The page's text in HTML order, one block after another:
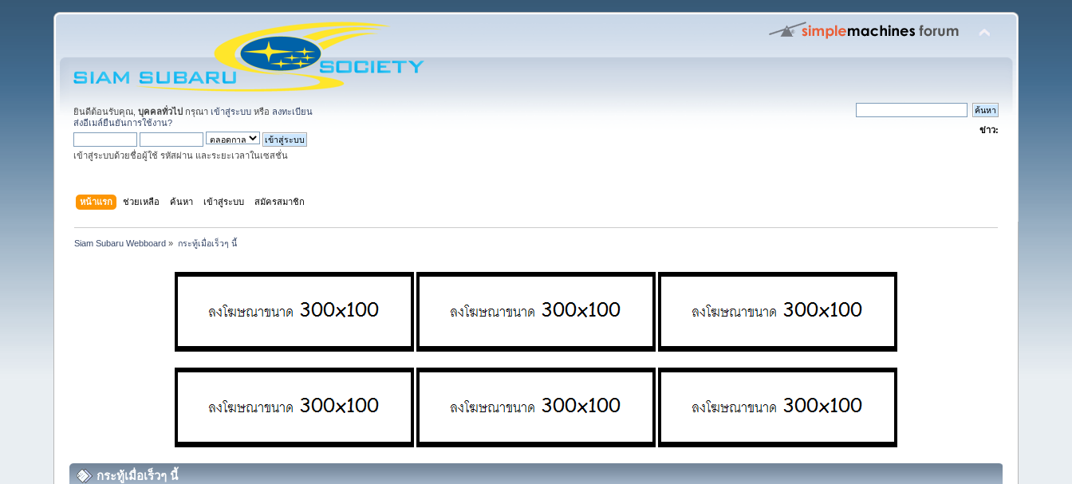
ยินดีต้อนรับคุณ,บุคคลทั่วไป กรุณา เข้าสู่ระบบ หรือ ลงทะเบียน
ส่งอีเมล์ยืนยันการใช้งาน?
เข้าสู่ระบบด้วยชื่อผู้ใช้ รหัสผ่าน และระยะเวลาในเซสชั่น
ข่าว:
หน้าแรก ช่วยเหลือ ค้นหา เข้าสู่ระบบ สมัครสมาชิก
Siam Subaru Webboard » กระทู้เมื่อเร็วๆ นี้
กระทู้เมื่อเร็วๆ นี้